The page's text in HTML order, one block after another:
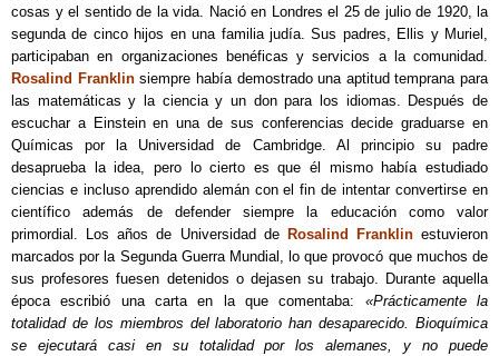
cosas y el sentido de la vida. Nació en Londres el 25 de julio de 1920, la
segunda de cinco hijos en una familia judía. Sus padres, Ellis y Muriel,
participaban en organizaciones benéficas y servicios a la comunidad.
Rosalind Franklinsiempre había demostrado una aptitud temprana para
las matemáticas y la ciencia y un don para los idiomas. Después de
escuchar a Einstein en una de sus conferencias decide graduarse en
Químicas por la Universidad de Cambridge. Al principio su padre
desaprueba la idea, pero lo cierto es que él mismo había estudiado
ciencias e incluso aprendido alemán con el fin de intentar convertirse en
científico además de defender siempre la educación como valor
primordial. Los años de Universidad de Rosalind Franklinestuvieron
marcados por la Segunda Guerra Mundial, lo que provocó que muchos de
sus profesores fuesen detenidos o dejasen su trabajo. Durante aquella
época escribió una carta en la que comentaba: «Prácticamente la
totalidad de los miembros del laboratorio han desaparecido. Bioquímica
se ejecutará casi en su totalidad por los alemanes, y no puede